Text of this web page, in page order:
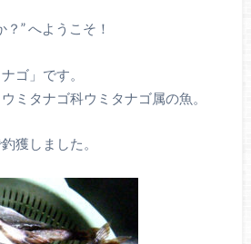
” へようこそ！
ゴ」です。
ミタナゴ科ウミタナゴ属の魚。
獲しました。